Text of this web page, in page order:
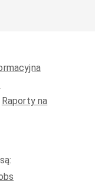
Raporty na